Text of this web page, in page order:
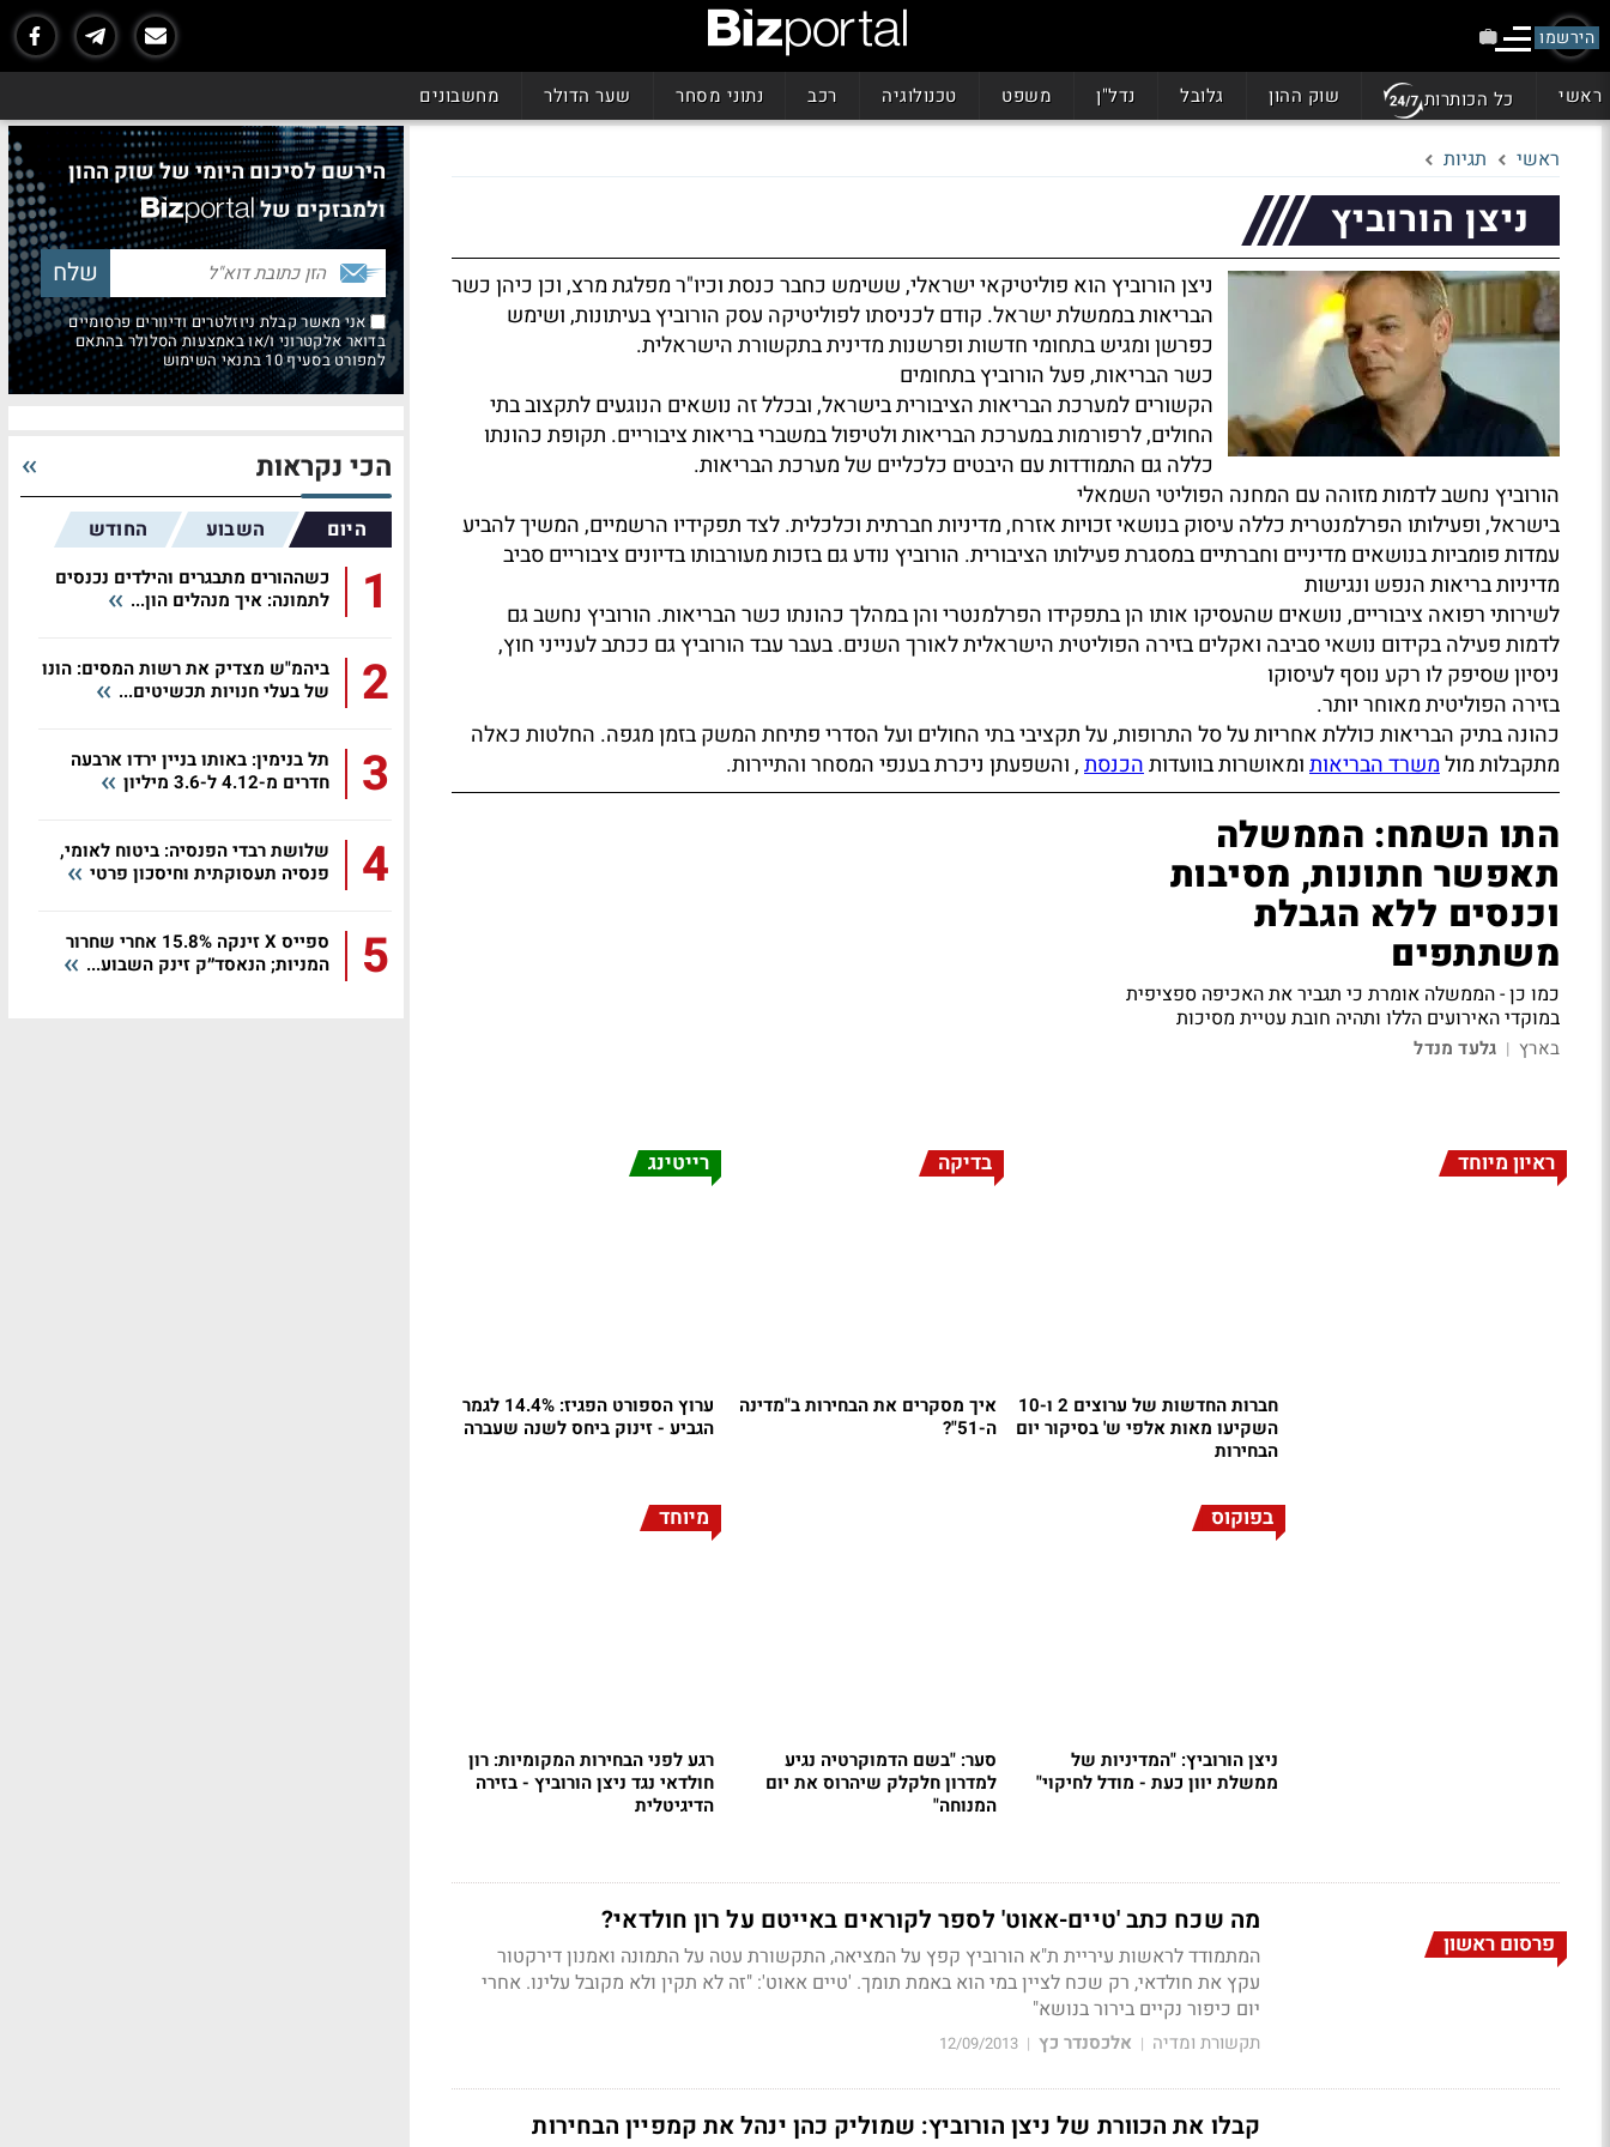
הירשמו
ראשי כל הכותרות שוק ההון גלובל נדל"ן משפט טכנולוגיה רכב נתוני מסחר שער הדולר מחשבונים
ראשי תגיות
ניצן הורוביץ
ניצן הורוביץ הוא פוליטיקאי ישראלי, ששימש כחבר כנסת וכיו"ר מפלגת מרצ, וכן כיהן כשר
הבריאות בממשלת ישראל. קודם לכניסתו לפוליטיקה עסק הורוביץ בעיתונות, ושימש
כפרשן ומגיש בתחומי חדשות ופרשנות מדינית בתקשורת הישראלית.
כשר הבריאות, פעל הורוביץ בתחומים
הקשורים למערכת הבריאות הציבורית בישראל, ובכלל זה נושאים הנוגעים לתקצוב בתי
החולים, לרפורמות במערכת הבריאות ולטיפול במשברי בריאות ציבוריים. תקופת כהונתו
כללה גם התמודדות עם היבטים כלכליים של מערכת הבריאות.
הורוביץ נחשב לדמות מזוהה עם המחנה הפוליטי השמאלי
בישראל, ופעילותו הפרלמנטרית כללה עיסוק בנושאי זכויות אזרח, מדיניות חברתית וכלכלית. לצד תפקידיו הרשמיים, המשיך להביע
עמדות פומביות בנושאים מדיניים וחברתיים במסגרת פעילותו הציבורית. הורוביץ נודע גם בזכות מעורבותו בדיונים ציבוריים סביב
מדיניות בריאות הנפש ונגישות
לשירותי רפואה ציבוריים, נושאים שהעסיקו אותו הן בתפקידו הפרלמנטרי והן במהלך כהונתו כשר הבריאות. הורוביץ נחשב גם
לדמות פעילה בקידום נושאי סביבה ואקלים בזירה הפוליטית הישראלית לאורך השנים. בעבר עבד הורוביץ גם ככתב לענייני חוץ,
ניסיון שסיפק לו רקע נוסף לעיסוקו
בזירה הפוליטית מאוחר יותר.
כהונה בתיק הבריאות כוללת אחריות על סל התרופות, על תקציבי בתי החולים ועל הסדרי פתיחת המשק בזמן מגפה. החלטות כאלה
מתקבלות מולמשרד הבריאותומאושרות בוועדותהכנסת, והשפעתן ניכרת בענפי המסחר והתיירות.
התו השמח: הממשלה
תאפשר חתונות, מסיבות
וכנסים ללא הגבלת
משתתפים
כמו כן - הממשלה אומרת כי תגביר את האכיפה ספציפית
במוקדי האירועים הללו ותהיה חובת עטיית מסיכות
בארץ | גלעד מנדל
ראיון מיוחד
חברות החדשות של ערוצים 2 ו-10
השקיעו מאות אלפי ש' בסיקור יום
הבחירות
בדיקה
איך מסקרים את הבחירות ב"מדינה
ה-51"?
רייטינג
ערוץ הספורט הפגיז: 14.4% לגמר
הגביע - זינוק ביחס לשנה שעברה
בפוקוס
ניצן הורוביץ: "המדיניות של
ממשלת יוון כעת - מודל לחיקוי"
סער: "בשם הדמוקרטיה נגיע
למדרון חלקלק שיהרוס את יום
המנוחה"
מיוחד
רגע לפני הבחירות המקומיות: רון
חולדאי נגד ניצן הורוביץ - בזירה
הדיגיטלית
פרסום ראשון
מה שכח כתב 'טיים-אאוט' לספר לקוראים באייטם על רון חולדאי?
המתמודד לראשות עיריית ת"א הורוביץ קפץ על המציאה, התקשורת עטה על התמונה ואמנון דירקטור
עקץ את חולדאי, רק שכח לציין במי הוא באמת תומך. 'טיים אאוט': "זה לא תקין ולא מקובל עלינו. אחרי
יום כיפור נקיים בירור בנושא"
תקשורת ומדיה | אלכסנדר כץ |
12/09/2013
קבלו את הכוורת של ניצן הורוביץ: שמוליק כהן ינהל את קמפיין הבחירות
הירשם לסיכום היומי של שוק ההון
ולמבזקים של
אני מאשר קבלת ניוזלטרים ודיוורים פרסומיים
בדואר אלקטרוני ו/או באמצעות הסלולר בהתאם
למפורט בסעיף 10 בתנאי השימוש
הכי נקראות
היום השבוע החודש
1
כשההורים מתבגרים והילדים נכנסים
לתמונה: איך מנהלים הון...
2
ביהמ"ש מצדיק את רשות המסים: הונו
של בעלי חנויות תכשיטים...
3
תל בנימין: באותו בניין ירדו ארבעה
חדרים מ-4.12 ל-3.6 מיליון
4
שלושת רבדי הפנסיה: ביטוח לאומי,
פנסיה תעסוקתית וחיסכון פרטי
5
ספייס X זינקה 15.8% אחרי שחרור
המניות; הנאסד״ק זינק השבוע...